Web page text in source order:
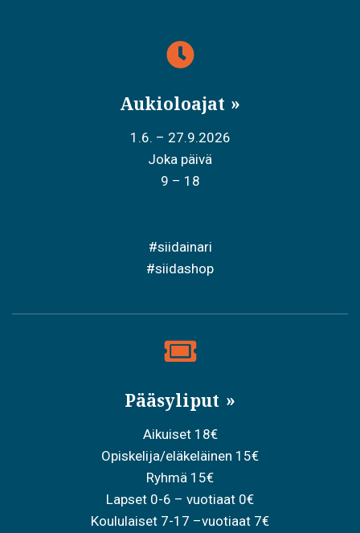
Aukioloajat
1.6. – 27.9.2026
Joka päivä
9 – 18
#siidainari
#siidashop
Pääsyliput
Aikuiset 18€
Opiskelija/eläkeläinen 15€
Ryhmä 15€
Lapset 0-6 – vuotiaat 0€
Koululaiset 7-17 –vuotiaat 7€